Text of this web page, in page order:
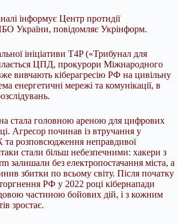
інформує Центр протидії
України, повідомляє Укрінформ.
ініціативи T4P («Трибунал для
ЦПД, прокурори Міжнародного
вивчають кіберагресію РФ на цивільну
енергетичні мережі та комунікації, в
стала головною ареною для цифрових
Агресор починав із втручання у
розповсюдження неправдивої
стали більш небезпечними: хакери з
залишали без електропостачання міста, а
збитки по всьому світу. Після початку
РФ у 2022 році кібернапади
частиною бойових дій, і з кожним
зростає.